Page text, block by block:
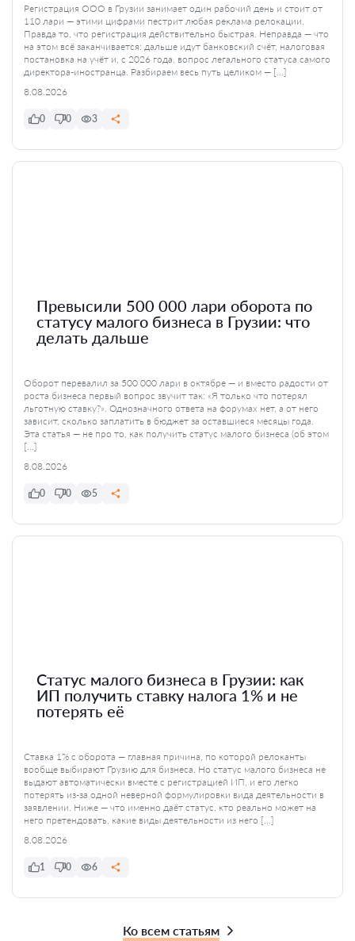
Регистрация ООО в Грузии занимает один рабочий день и стоит от
110 лари — этими цифрами пестрит любая реклама релокации.
Правда то, что регистрация действительно быстрая. Неправда — что
на этом всё заканчивается: дальше идут банковский счёт, налоговая
постановка на учёт и, с 2026 года, вопрос легального статуса самого
директора-иностранца. Разбираем весь путь целиком — […]
8.08.2026
0 0 3
Превысили 500 000 лари оборота по
статусу малого бизнеса в Грузии: что
делать дальше
Оборот перевалил за 500 000 лари в октябре — и вместо радости от
роста бизнеса первый вопрос звучит так: «Я только что потерял
льготную ставку?». Однозначного ответа на форумах нет, а от него
зависит, сколько заплатить в бюджет за оставшиеся месяцы года.
Эта статья — не про то, как получить статус малого бизнеса (об этом
[…]
8.08.2026
0 0 5
Статус малого бизнеса в Грузии: как
ИП получить ставку налога 1% и не
потерять её
Ставка 1% с оборота — главная причина, по которой релоканты
вообще выбирают Грузию для бизнеса. Но статус малого бизнеса не
выдают автоматически вместе с регистрацией ИП, и его легко
потерять из-за одной неверной формулировки вида деятельности в
заявлении. Ниже — что именно даёт статус, кто реально может на
него претендовать, какие виды деятельности из него […]
8.08.2026
1 0 6
Ко всем статьям